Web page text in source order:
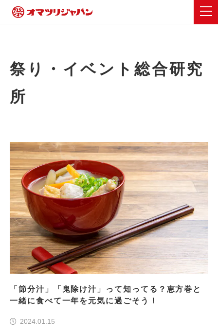
祭り・イベント総合研究
所
「節分汁」「鬼除け汁」って知ってる？恵方巻と
一緒に食べて一年を元気に過ごそう！
2024.01.15